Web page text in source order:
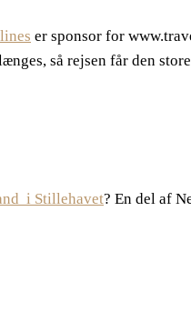
er sponsor for
så rejsen får den
i Stillehavet? En del af